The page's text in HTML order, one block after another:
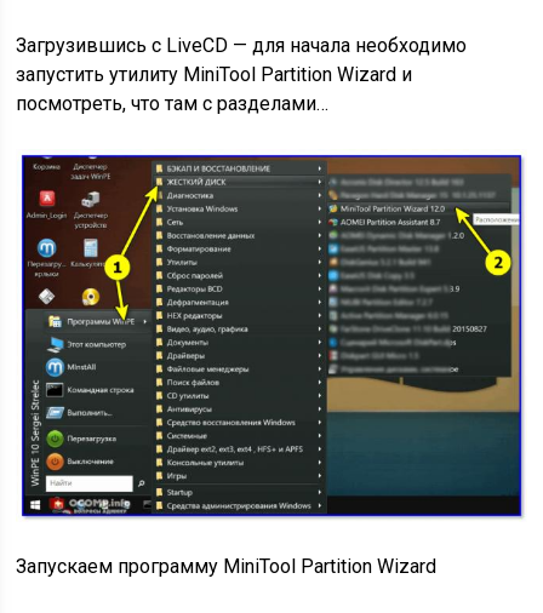
Загрузившись с LiveCD — для начала необходимо
запустить утилиту MiniTool Partition Wizard и
посмотреть, что там с разделами…
Запускаем программу MiniTool Partition Wizard